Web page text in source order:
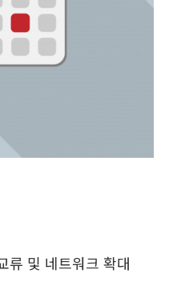
및 네트워크 확대